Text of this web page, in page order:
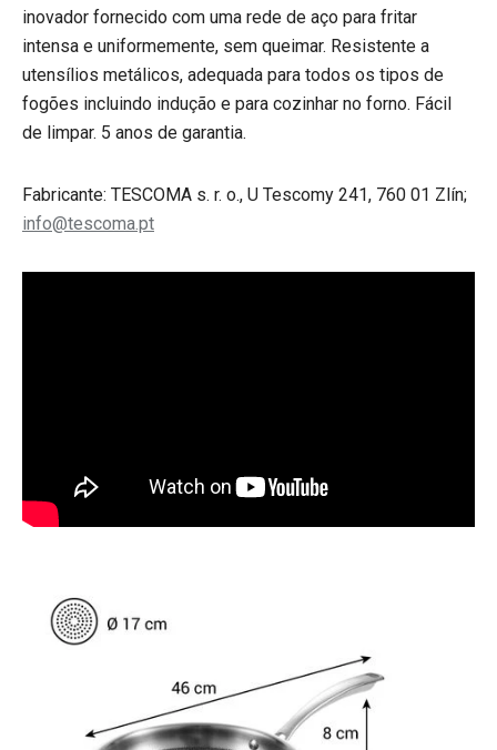
inovador fornecido com uma rede de aço para fritar
intensa e uniformemente, sem queimar. Resistente a
utensílios metálicos, adequada para todos os tipos de
fogões incluindo indução e para cozinhar no forno. Fácil
de limpar. 5 anos de garantia.
Fabricante: TESCOMA s. r. o., U Tescomy 241, 760 01 Zlín;
info@tescoma.pt